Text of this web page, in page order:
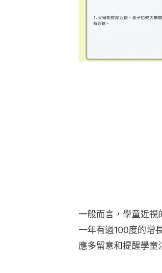
一般而言，學童近視
一年有過100度的增
應多留意和提醒學童